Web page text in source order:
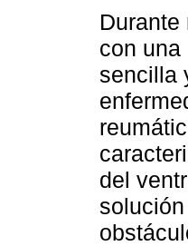
con
sencilla
del